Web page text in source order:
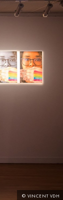
© VINCENT VDH